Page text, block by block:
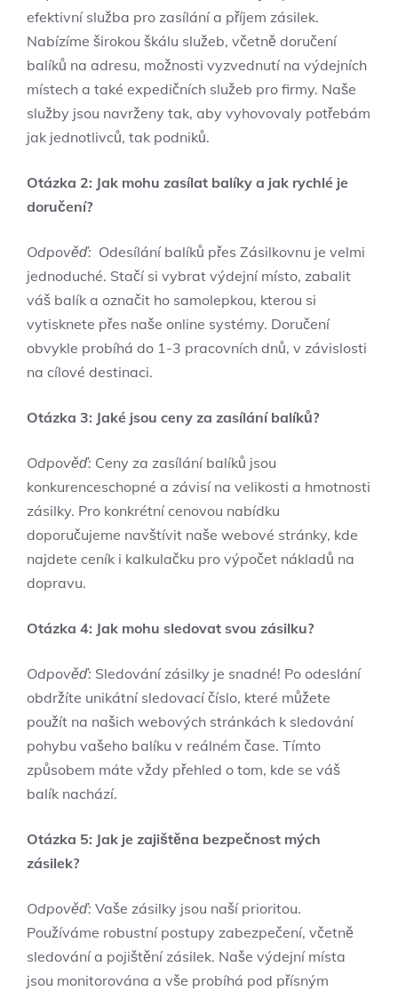
efektivní služba pro‍ zasílání a⁣ příjem zásilek.
Nabízíme širokou škálu služeb, včetně doručení
⁣balíků na adresu, možnosti vyzvednutí na⁣ výdejních
místech a také⁤ expedičních služeb pro firmy.⁢ Naše
služby jsou navrženy tak, aby vyhovovaly potřebám
jak jednotlivců, tak podniků.
Otázka 2: Jak mohu zasílat balíky ​a jak rychlé je
doručení?
Odpověď: ‌ Odesílání balíků ‌přes Zásilkovnu je velmi
jednoduché. ‍Stačí si vybrat výdejní místo, zabalit⁣
váš ​balík ⁢a ⁤označit ho samolepkou, kterou si
vytisknete přes⁣ naše online systémy.⁣ Doručení
obvykle probíhá do‍ 1-3 pracovních dnů, v⁣ závislosti
na cílové destinaci.
Otázka 3: Jaké⁣ jsou⁣ ceny⁣ za zasílání balíků?
Odpověď: Ceny za zasílání balíků jsou
konkurenceschopné a závisí na velikosti a hmotnosti⁣
zásilky. Pro ‍konkrétní cenovou nabídku
‌doporučujeme navštívit naše webové stránky, kde
najdete ceník i kalkulačku pro výpočet nákladů na
dopravu.
Otázka 4:‍ Jak mohu sledovat svou zásilku?
Odpověď: Sledování zásilky je snadné! Po ⁣odeslání
obdržíte unikátní⁣ sledovací číslo,​ které můžete
použít na našich⁣ webových stránkách k sledování
pohybu⁢ vašeho ‌balíku v ‌reálném ‍čase. Tímto
způsobem máte ‌vždy přehled o tom, kde se váš
balík‍ nachází.
Otázka 5: Jak je ⁣zajištěna bezpečnost mých
zásilek?
Odpověď: Vaše zásilky jsou⁤ naší prioritou.
Používáme robustní postupy⁣ zabezpečení, včetně
sledování a pojištění‌ zásilek. Naše výdejní místa
jsou monitorována a vše probíhá pod přísným